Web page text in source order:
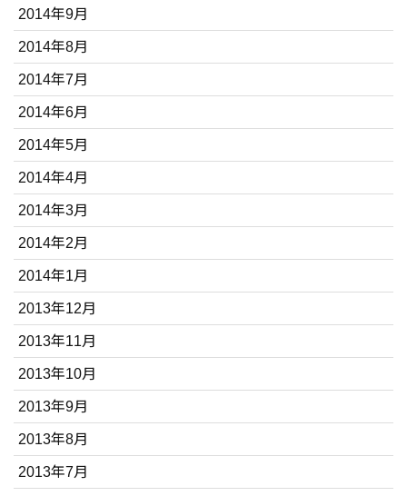
2014年9月
2014年8月
2014年7月
2014年6月
2014年5月
2014年4月
2014年3月
2014年2月
2014年1月
2013年12月
2013年11月
2013年10月
2013年9月
2013年8月
2013年7月